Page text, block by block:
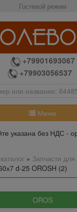
Гостевой режим
+79901693067
+79903056537
Меню
указана без НДС -
» Запчасти для
d-25 OROSH (2)